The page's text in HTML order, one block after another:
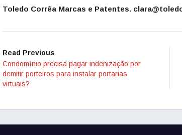
Toledo Corrêa Marcas e Patentes.
Read Previous
Condomínio precisa pagar indenização por
demitir porteiros para instalar portarias
virtuais?